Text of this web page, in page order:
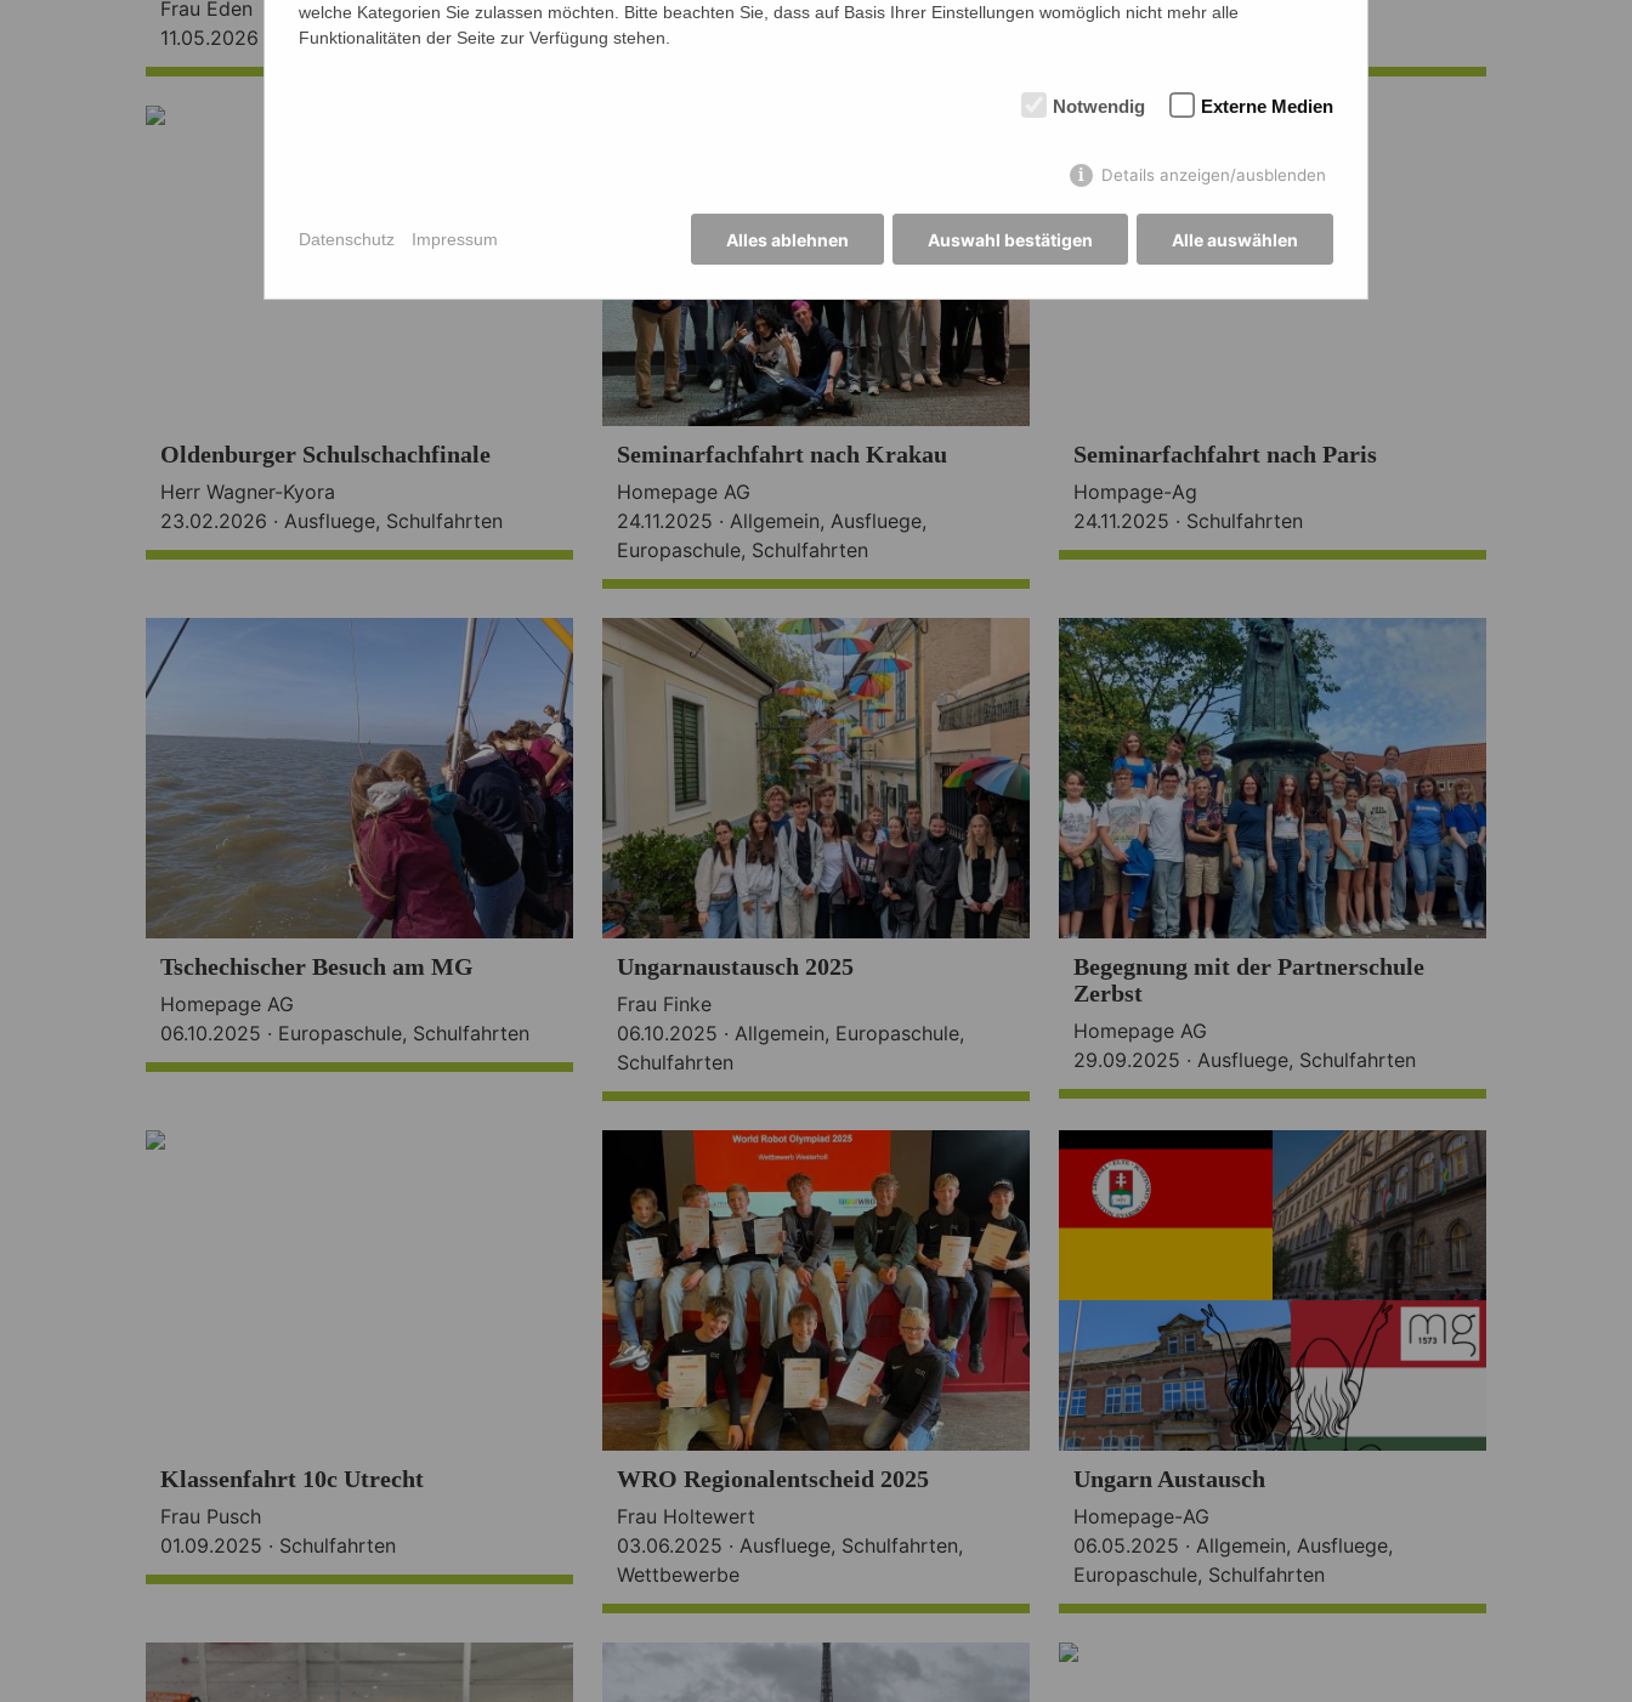
Frau Eden
11.05.2026 ·
Europaschule,Schulfahrten
Homepage AG
20.04.2026 ·
Homepage-AG
Oldenburger Schulschachfinale
Herr Wagner-Kyora
23.02.2026 · Ausfluege, Schulfahrten
Seminarfachfahrt nach Krakau
Homepage AG
24.11.2025 · Allgemein, Ausfluege,
Europaschule, Schulfahrten
Seminarfachfahrt nach Paris
Hompage-Ag
24.11.2025 · Schulfahrten
Tschechischer Besuch am MG
Homepage AG
06.10.2025 · Europaschule, Schulfahrten
Ungarnaustausch 2025
Frau Finke
06.10.2025 · Allgemein, Europaschule,
Schulfahrten
Begegnung mit der Partnerschule
Zerbst
Homepage AG
29.09.2025 · Ausfluege, Schulfahrten
Klassenfahrt 10c Utrecht
Frau Pusch
01.09.2025 · Schulfahrten
WRO Regionalentscheid 2025
Frau Holtewert
03.06.2025 · Ausfluege, Schulfahrten,
Wettbewerbe
Ungarn Austausch
Homepage-AG
06.05.2025 · Allgemein, Ausfluege,
Europaschule, Schulfahrten
welche Kategorien Sie zulassen möchten. Bitte beachten Sie, dass auf Basis Ihrer Einstellungen womöglich nicht mehr alle
Funktionalitäten der Seite zur Verfügung stehen.
Notwendig Externe Medien
Details anzeigen/ausblenden
Alles ablehnen Auswahl bestätigen Alle auswählen
Datenschutz Impressum